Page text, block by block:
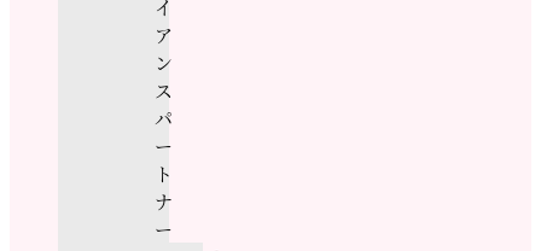
イ
ア
ン
ス
パ
ー
ト
ナ
ー